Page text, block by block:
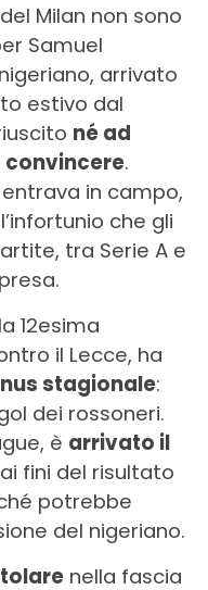
Milan non sono
Samuel
arrivato
estivo dal
né ad
convincere.
in campo,
che gli
tra Serie A e
12esima
il Lecce, ha
stagionale:
dei rossoneri.
è arrivato il
fini del risultato
potrebbe
del nigeriano.
nella fascia